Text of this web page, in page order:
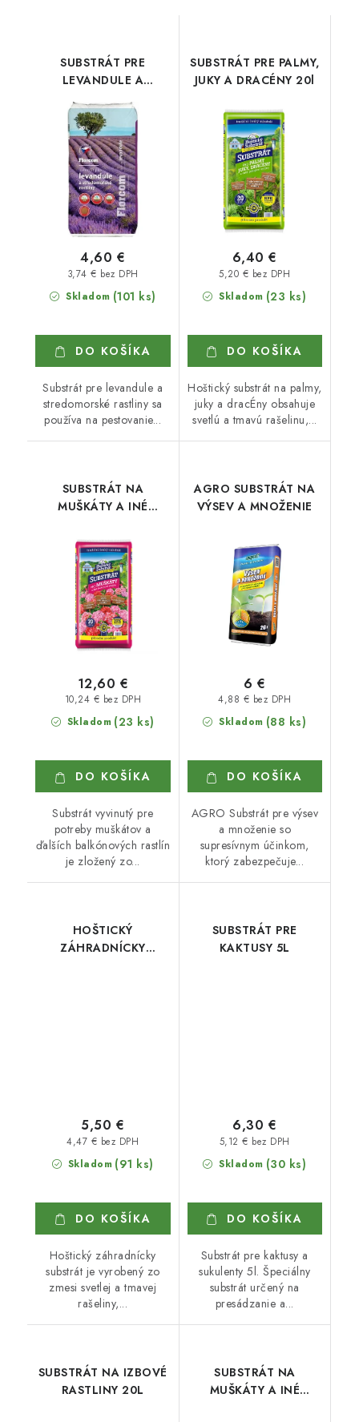
SUBSTRÁT PRE
LEVANDULE A
STREDOMORSKÉ
RASTLINY 20
Skladom (101 ks)
3,74 € bez DPH
4,60 €
DO KOŠÍKA
Substrát pre levandule a
stredomorské rastliny sa
používa na pestovanie...
SUBSTRÁT PRE PALMY,
JUKY A DRACÉNY 20l
Skladom (23 ks)
5,20 € bez DPH
6,40 €
DO KOŠÍKA
Hoštický substrát na palmy,
juky a dracÉny obsahuje
svetlú a tmavú rašelinu,...
SUBSTRÁT NA
MUŠKÁTY A INÉ
70 l
Skladom (23 ks)
10,24 € bez DPH
12,60 €
DO KOŠÍKA
Substrát vyvinutý pre
potreby muškátov a
ďalších balkónových rastlín
je zložený zo...
AGRO SUBSTRÁT NA
VÝSEV A MNOŽENIE
Skladom (88 ks)
4,88 € bez DPH
6 €
DO KOŠÍKA
AGRO Substrát pre výsev
a množenie so
supresívnym účinkom,
ktorý zabezpečuje...
HOŠTICKÝ
ZÁHRADNÍCKY
Skladom (91 ks)
4,47 € bez DPH
5,50 €
DO KOŠÍKA
Hoštický záhradnícky
substrát je vyrobený zo
zmesi svetlej a tmavej
rašeliny,...
SUBSTRÁT PRE
KAKTUSY 5L
Skladom (30 ks)
5,12 € bez DPH
6,30 €
DO KOŠÍKA
Substrát pre kaktusy a
sukulenty 5l. Špeciálny
substrát určený na
presádzanie a...
SUBSTRÁT NA IZBOVÉ
RASTLINY 20L
SUBSTRÁT NA
MUŠKÁTY A INÉ